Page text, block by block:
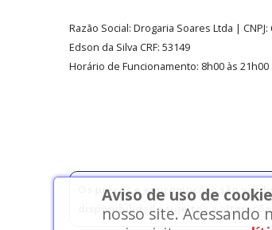
Razão Social: Drogaria Soares Ltda |
Edson da Silva CRF: 53149
Horário de Funcionamento: 8h00 às
Os preços e as promoções são
disponibilidade sujeitos a
Aviso de uso de
nosso site. Acessando